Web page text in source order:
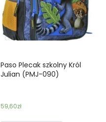
Paso Plecak szkolny Król
Julian (PMJ-090)
59,60zł